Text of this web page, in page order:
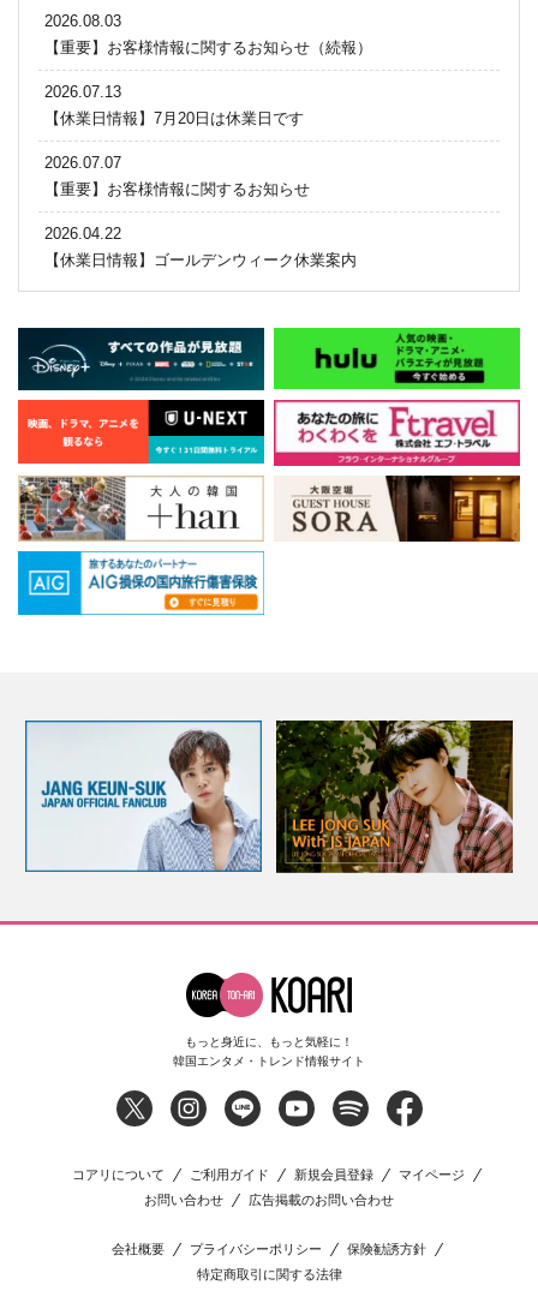
2026.08.03
【重要】お客様情報に関するお知らせ（続報）
2026.07.13
【休業日情報】7月20日は休業日です
2026.07.07
【重要】お客様情報に関するお知らせ
2026.04.22
【休業日情報】ゴールデンウィーク休業案内
もっと身近に、もっと気軽に！
韓国エンタメ・トレンド情報サイト
コアリについて ご利用ガイド 新規会員登録
マイページ
お問い合わせ
広告掲載のお問い合わせ
会社概要 プライバシーポリシー
保険勧誘方針
特定商取引に関する法律